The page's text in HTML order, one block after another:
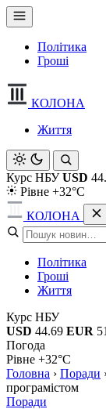
Політика
Гроші
КОЛОНА
Життя
Курс НБУ USD
Рівне +32°C
КОЛОНА
Політика
Гроші
Життя
Курс НБУ
USD 44.69 EUR
Погода
Рівне +32°C
Головна › Поради
програмістом
Поради